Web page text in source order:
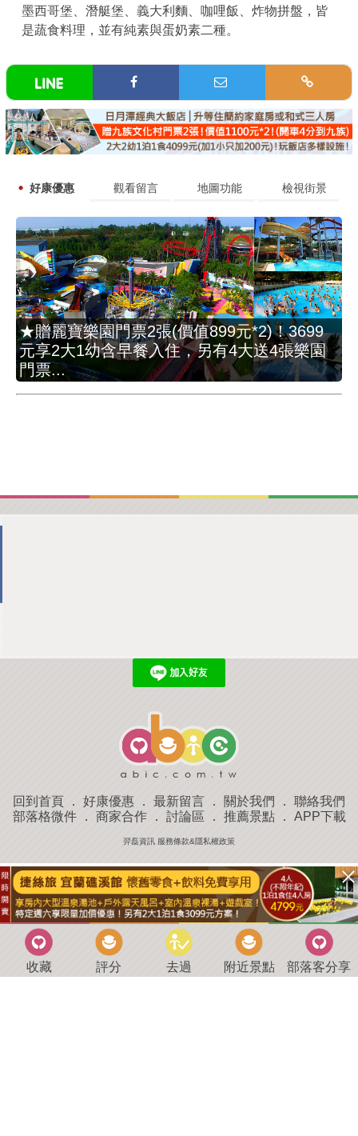
墨西哥堡、潛艇堡、義大利麵、咖哩飯、炸物拼盤，皆
是蔬食料理，並有純素與蛋奶素二種。
好康優惠 觀看留言 地圖功能 檢視街景
★贈麗寶樂園門票2張(價值899元*2)！3699
元享2大1幼含早餐入住，另有4大送4張樂園
門票...
回到首頁 ． 好康優惠 ． 最新留言 ． 關於我們 ． 聯絡我們
部落格微件． 商家合作． 討論區 ． 推薦景點． APP下載
羿磊資訊 服務條款&隱私權政策
收藏 評分 去過 附近景點 部落客分享